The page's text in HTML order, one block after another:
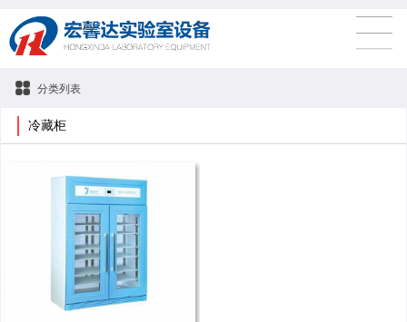
分类列表
冷藏柜